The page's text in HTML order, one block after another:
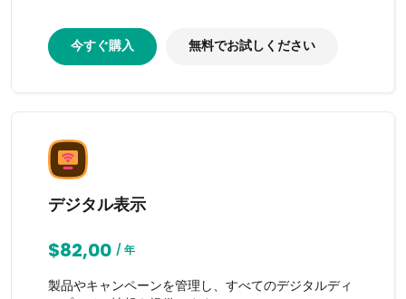
今すぐ購入 無料でお試しください
デジタル表示
$82,00 / 年
製品やキャンペーンを管理し、すべてのデジタルディ